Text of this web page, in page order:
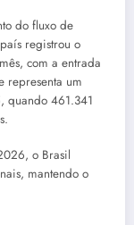
do fluxo de
registrou o
com a entrada
representa um
quando 461.341
o Brasil
mantendo o